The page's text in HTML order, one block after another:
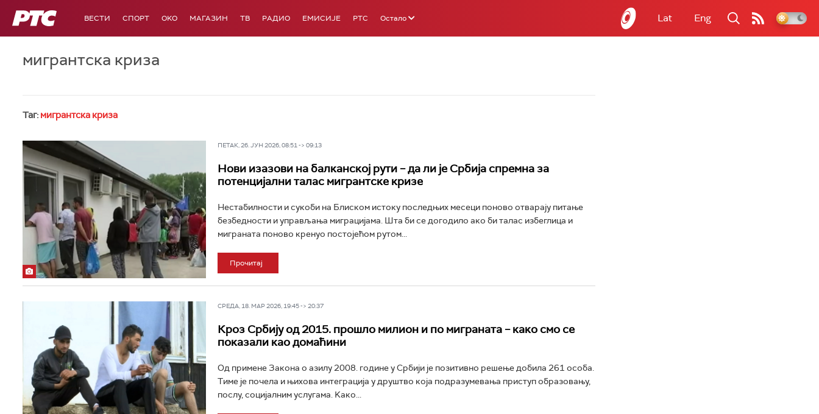
РТС ВЕСТИ СПОРТ OKO МАГАЗИН ТВ РАДИО ЕМИСИЈЕ РТС Остало Lat Eng
мигрантска криза
Таг: мигрантска криза
ПЕТАК, 26. ЈУН 2026, 08:51 -> 09:13
Нови изазови на балканској рути – да ли је Србија спремна за
потенцијални талас мигрантске кризе
Нестабилности и сукоби на Блиском истоку последњих месеци поново отварају питање
безбедности и управљања миграцијама. Шта би се догодило ако би талас избеглица и
миграната поново кренуо постојећом рутом...
Прочитај
СРЕДА, 18. МАР 2026, 19:45 -> 20:37
Кроз Србију од 2015. прошло милион и по миграната – како смо се
показали као домаћини
Од примене Закона о азилу 2008. године у Србији је позитивно решење добила 261 особа.
Тиме је почела и њихова интеграција у друштво која подразумевања приступ образовању,
послу, социјалним услугама. Kако...